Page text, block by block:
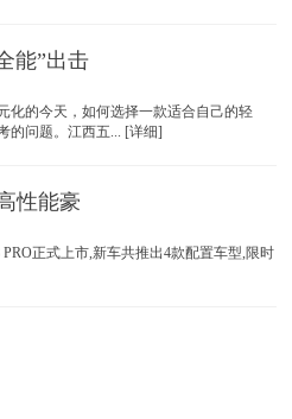
能”出击
的今天，如何选择一款适合自己的轻
的问题。江西五... [详细]
性能豪
正式上市,新车共推出4款配置车型,限时